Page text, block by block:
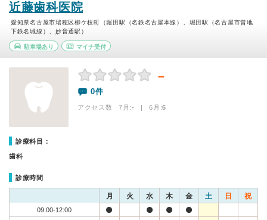
近藤歯科医院
愛知県名古屋市瑞穂区柳ケ枝町（堀田駅（名鉄名古屋本線）、堀田駅（名古屋市営地
下鉄名城線）、妙音通駅）
駐車場あり マイナ受付
－
0件
アクセス数 7月:- | 6月:6
診療科目：
歯科
診療時間
月 火 水 木 金 土 日 祝
09:00-12:00